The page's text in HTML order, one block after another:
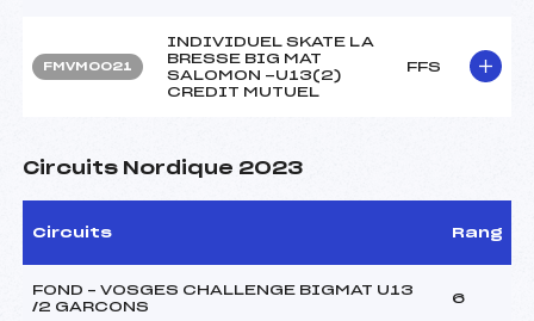
FMVM0021
INDIVIDUEL SKATE LA
BRESSE BIG MAT
SALOMON -U13(2)
CREDIT MUTUEL
FFS
Circuits Nordique 2023
Circuits Rang
FOND – VOSGES CHALLENGE BIGMAT U13
/2 GARCONS
6